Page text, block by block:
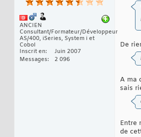
ANCIEN
Consultant/Formateur/Développeur
AS/400, iSeries, System i et
Cobol
Inscrit en
Juin 2007
Messages
2 096
De
A ma
sais
Entre
de